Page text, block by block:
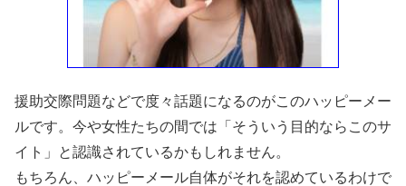
援助交際問題などで度々話題になるのがこのハッピーメー
ルです。今や女性たちの間では「そういう目的ならこのサ
イト」と認識されているかもしれません。
もちろん、ハッピーメール自体がそれを認めているわけで